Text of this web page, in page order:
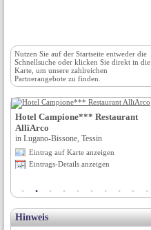
Nutzen Sie auf der Startseite entweder die
Schnellsuche oder klicken Sie direkt in die
Karte, um unsere zahlreichen
Partnerangebote zu finden.
Hotel Campione*** Restaurant
AllïArco
in Lugano-Bissone, Tessin
Eintrag auf Karte anzeigen
Eintrags-Details anzeigen
Hinweis